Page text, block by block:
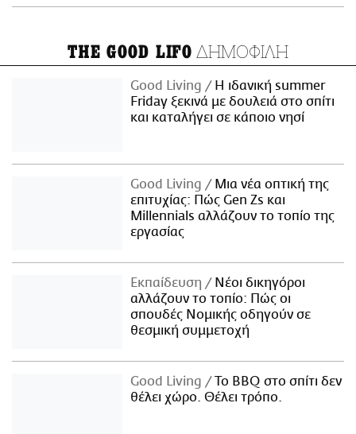
THE GOOD LIFO ΔΗΜΟΦΙΛΗ
Good Living
Η ιδανική summer
Friday ξεκινά με δουλειά στο σπίτι
και καταλήγει σε κάποιο νησί
Good Living
Μια νέα οπτική της
επιτυχίας: Πώς Gen Zs και
Millennials αλλάζουν το τοπίο της
εργασίας
Εκπαίδευση
Νέοι δικηγόροι
αλλάζουν το τοπίο: Πώς οι
σπουδές Νομικής οδηγούν σε
θεσμική συμμετοχή
Good Living
Το BBQ στο σπίτι δεν
θέλει χώρο. Θέλει τρόπο.